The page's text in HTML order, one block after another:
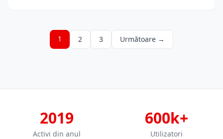
1 2 3 Următoare →
2019
Activi din anul
600k+
Utilizatori